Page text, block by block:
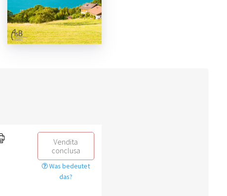
Vendita
conclusa
Was bedeutet
das?